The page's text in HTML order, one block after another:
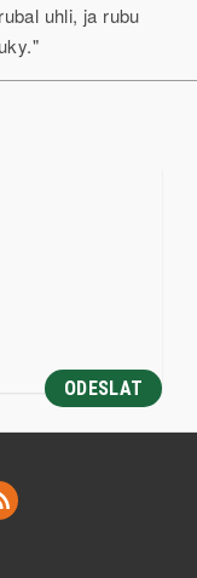
uhli, ja rubu